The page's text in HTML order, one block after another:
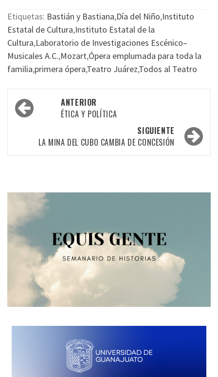
Etiquetas: Bastián y Bastiana,Día del Niño,Instituto
Estatal de Cultura,Instituto Estatal de la
Cultura,Laboratorio de Investigaciones Escénico–
Musicales A.C.,Mozart,Ópera emplumada para toda la
familia,primera ópera,Teatro Juárez,Todos al Teatro
Navegación
por
entradas
ANTERIOR
ÉTICA Y POLÍTICA
SIGUIENTE
LA MINA DEL CUBO CAMBIA DE CONCESIÓN